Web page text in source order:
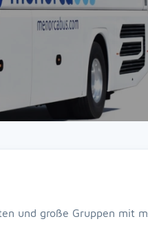
und große Gruppen mit